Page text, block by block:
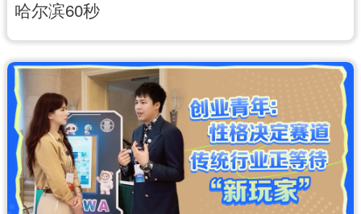
山东
广东 广西 海南 重庆
四川 贵州 云南
陕西 甘肃 青海 宁夏
新疆 内蒙古 黑龙江
哈尔滨60秒